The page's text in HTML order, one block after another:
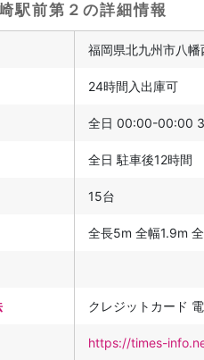
駅前第２の詳細情報
福岡県北九州市八
24時間入出庫可
全日 00:00-00:00
全日 駐車後12時間
15台
全長5m 全幅1.9m
クレジットカード
https://times-